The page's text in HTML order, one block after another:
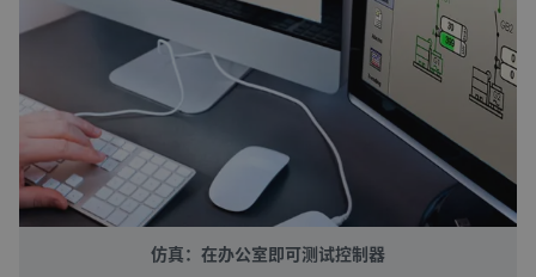
仿真：在办公室即可测试控制器